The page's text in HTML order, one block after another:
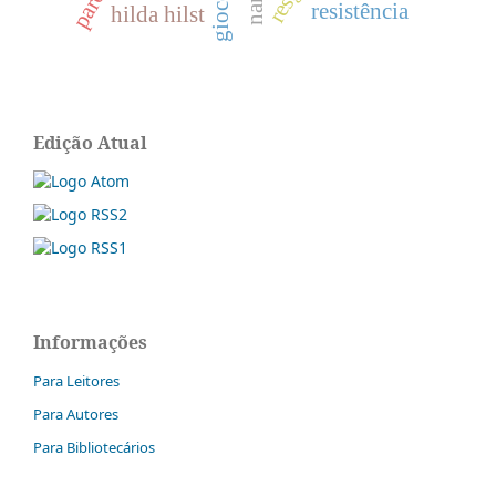
hilda hilst resistência
Edição Atual
Informações
Para Leitores
Para Autores
Para Bibliotecários